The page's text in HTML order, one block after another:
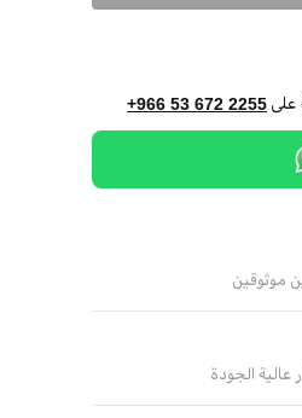
على +966 53 672 2255
موثوقين
عالية الجودة